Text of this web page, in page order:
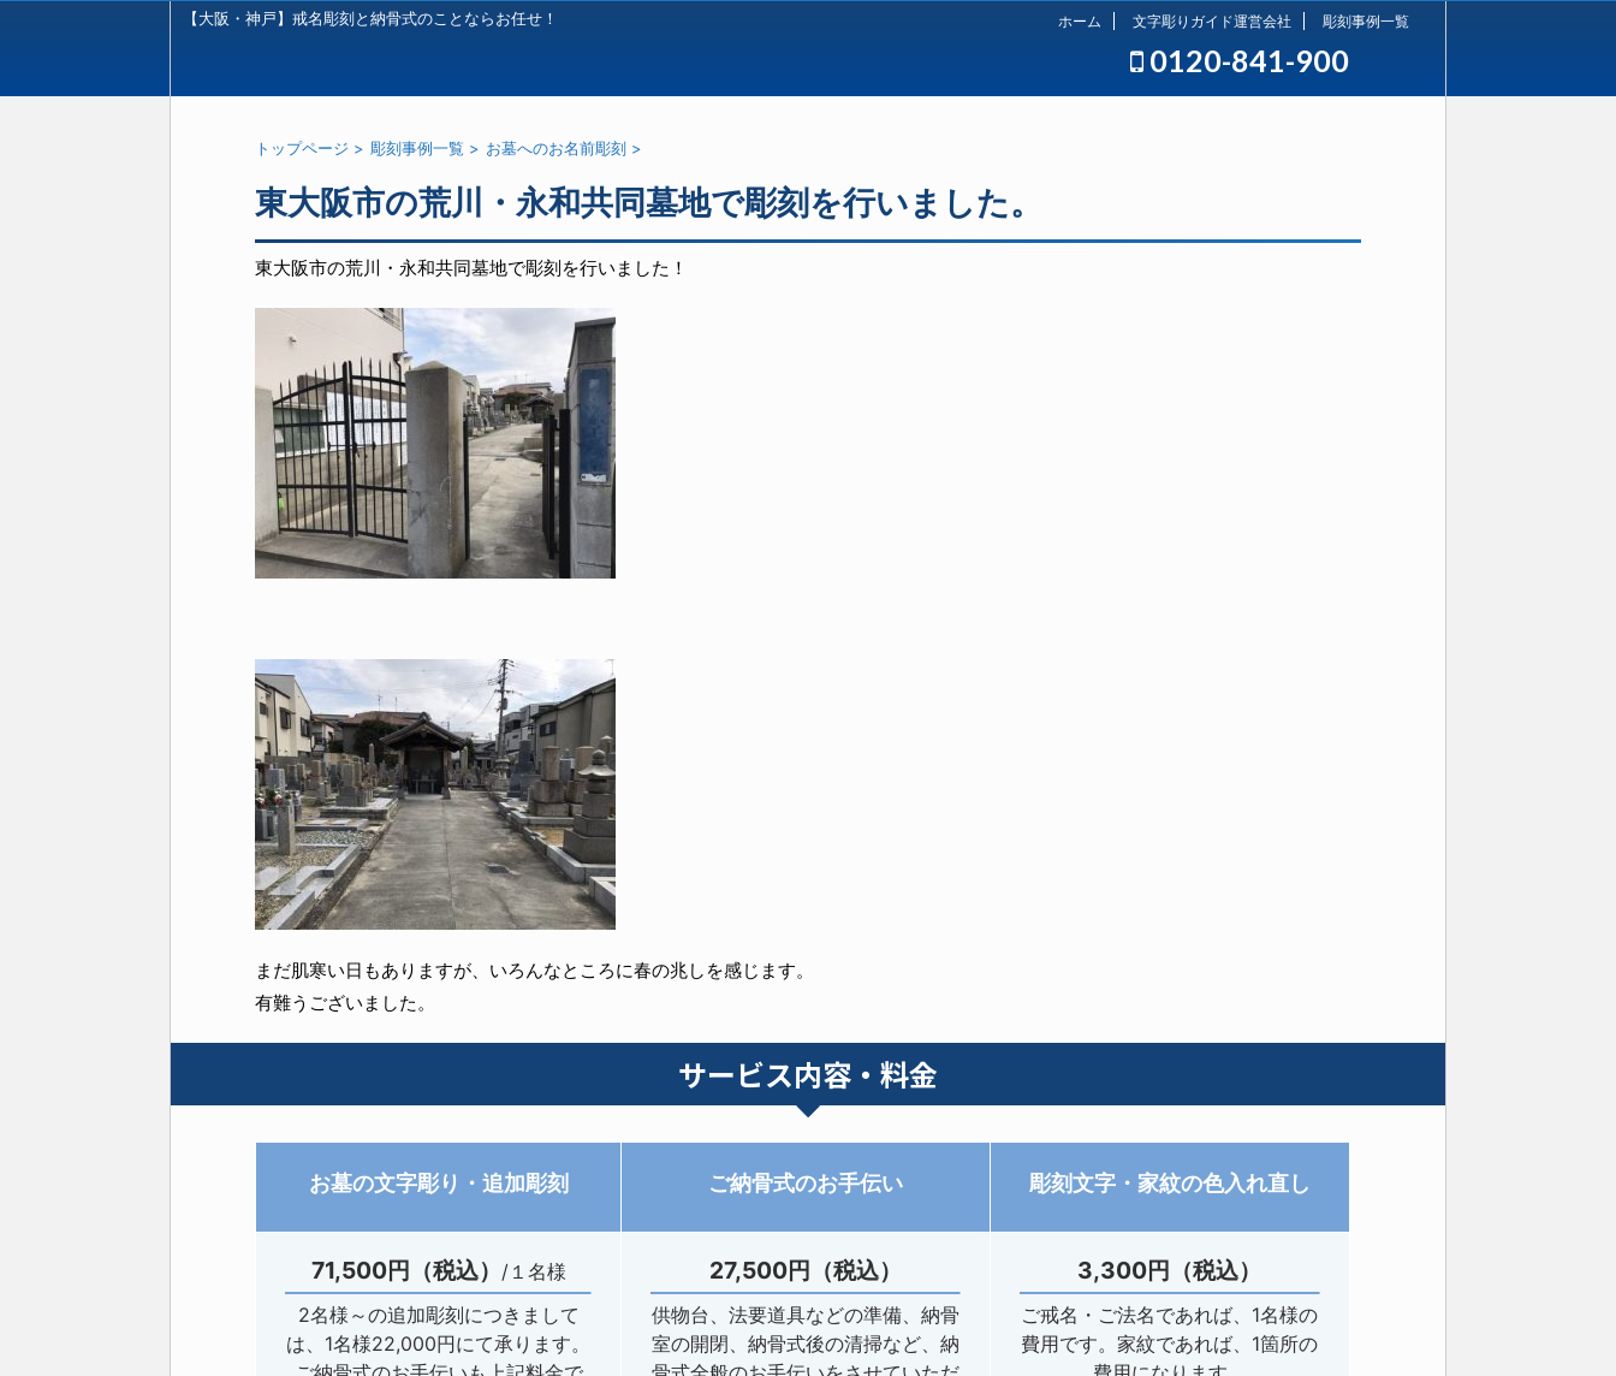
【大阪・神戸】戒名彫刻と納骨式のことならお任せ！ ホーム 文字彫りガイド運営会社 彫刻事例一覧
0120-841-900
トップページ > 彫刻事例一覧 > お墓へのお名前彫刻 >
東大阪市の荒川・永和共同墓地で彫刻を行いました。
東大阪市の荒川・永和共同墓地で彫刻を行いました！
まだ肌寒い日もありますが、いろんなところに春の兆しを感じます。
有難うございました。
サービス内容・料金
お墓の文字彫り・追加彫刻
71,500円（税込） /１名様
2名様～の追加彫刻につきまして
は、1名様22,000円にて承ります。
ご納骨式のお手伝い
27,500円（税込）
供物台、法要道具などの準備、納骨
室の開閉、納骨式後の清掃など、納
彫刻文字・家紋の色入れ直し
3,300円（税込）
ご戒名・ご法名であれば、1名様の
費用です。家紋であれば、1箇所の